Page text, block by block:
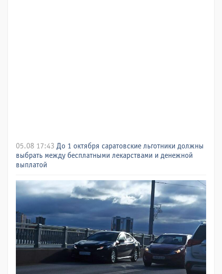
05.08 17:43 До 1 октября саратовские льготники должны
выбрать между бесплатными лекарствами и денежной
выплатой